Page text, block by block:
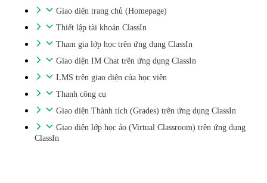
Giao diện trang chủ (Homepage)
Thiết lập tài khoản ClassIn
Tham gia lớp học trên ứng dụng ClassIn
Giao diện IM Chat trên ứng dụng ClassIn
LMS trên giao diện của học viên
Thanh công cụ
Giao diện Thành tích (Grades) trên ứng dụng ClassIn
Giao diện lớp học ảo (Virtual Classroom) trên ứng dụng
ClassIn